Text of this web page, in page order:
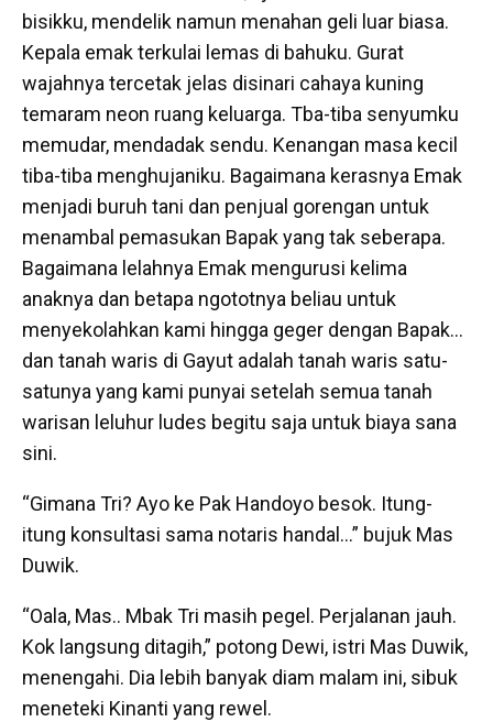
bisikku, mendelik namun menahan geli luar biasa.
Kepala emak terkulai lemas di bahuku. Gurat
wajahnya tercetak jelas disinari cahaya kuning
temaram neon ruang keluarga. Tba-tiba senyumku
memudar, mendadak sendu. Kenangan masa kecil
tiba-tiba menghujaniku. Bagaimana kerasnya Emak
menjadi buruh tani dan penjual gorengan untuk
menambal pemasukan Bapak yang tak seberapa.
Bagaimana lelahnya Emak mengurusi kelima
anaknya dan betapa ngototnya beliau untuk
menyekolahkan kami hingga geger dengan Bapak…
dan tanah waris di Gayut adalah tanah waris satu-
satunya yang kami punyai setelah semua tanah
warisan leluhur ludes begitu saja untuk biaya sana
sini.
“Gimana Tri? Ayo ke Pak Handoyo besok. Itung-
itung konsultasi sama notaris handal…” bujuk Mas
Duwik.
“Oala, Mas.. Mbak Tri masih pegel. Perjalanan jauh.
Kok langsung ditagih,” potong Dewi, istri Mas Duwik,
menengahi. Dia lebih banyak diam malam ini, sibuk
meneteki Kinanti yang rewel.